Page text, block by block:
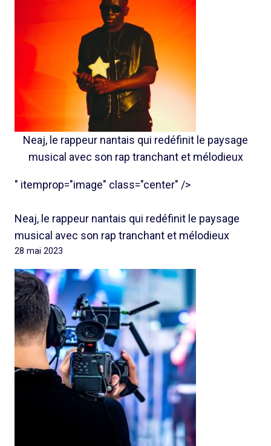
Neaj, le rappeur nantais qui redéfinit le paysage
musical avec son rap tranchant et mélodieux
" itemprop="image" class="center" />
Neaj, le rappeur nantais qui redéfinit le paysage
musical avec son rap tranchant et mélodieux
28 mai 2023